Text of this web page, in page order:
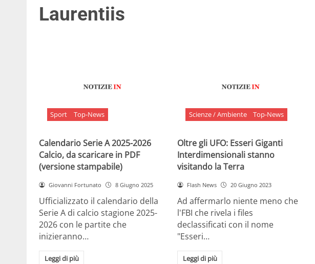
Laurentiis
Sport Top-News
Calendario Serie A 2025-2026
Calcio, da scaricare in PDF
(versione stampabile)
Giovanni Fortunato 8 Giugno 2025
Ufficializzato il calendario della
Serie A di calcio stagione 2025-
2026 con le partite che
inizieranno…
Leggi di più
Scienze / Ambiente Top-News
Oltre gli UFO: Esseri Giganti
Interdimensionali stanno
visitando la Terra
Flash News 20 Giugno 2023
Ad affermarlo niente meno che
l'FBI che rivela i files
declassificati con il nome
"Esseri…
Leggi di più